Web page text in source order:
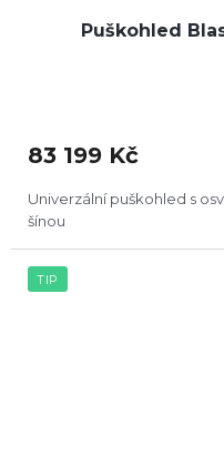
Puškohled
83 199 Kč
Univerzální puškohled s
šínou
TIP